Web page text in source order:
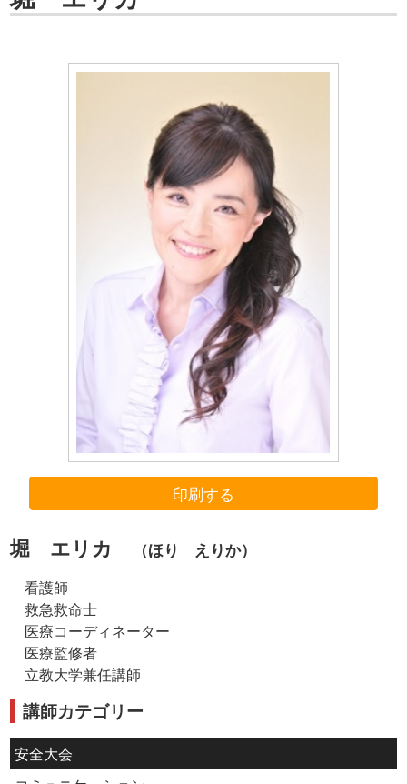
印刷する
堀 エリカ （ほり えりか）
看護師
救急救命士
医療コーディネーター
医療監修者
立教大学兼任講師
講師カテゴリー
安全大会